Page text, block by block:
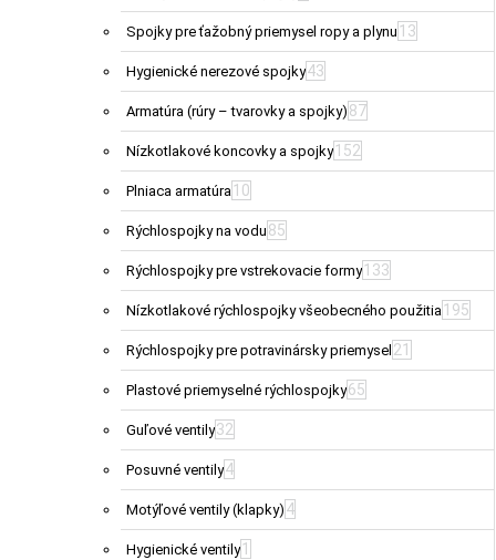
Spojky pre ťažobný priemysel ropy a plynu 13
Hygienické nerezové spojky43
Armatúra (rúry – tvarovky a spojky) 87
Nízkotlakové koncovky a spojky 152
Plniaca armatúra 10
Rýchlospojky na vodu 85
Rýchlospojky pre vstrekovacie formy 133
Nízkotlakové rýchlospojky všeobecného použitia 195
Rýchlospojky pre potravinársky priemysel 21
Plastové priemyselné rýchlospojky65
Guľové ventily32
Posuvné ventily4
Motýľové ventily (klapky) 4
Hygienické ventily 1